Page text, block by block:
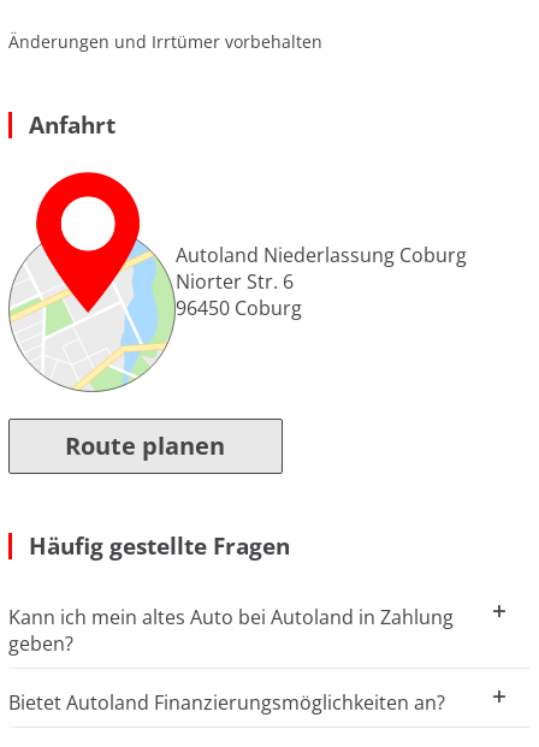
Änderungen und Irrtümer vorbehalten
Anfahrt
Autoland Niederlassung Coburg
Niorter Str. 6
96450 Coburg
Route planen
Häufig gestellte Fragen
Kann ich mein altes Auto bei Autoland in Zahlung
geben?
Bietet Autoland Finanzierungsmöglichkeiten an?